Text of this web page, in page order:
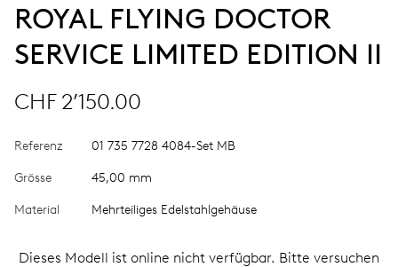
ROYAL FLYING DOCTOR
SERVICE LIMITED EDITION II
CHF 2’150.00
Referenz 01 735 7728 4084-Set MB
Grösse 45,00 mm
Material Mehrteiliges Edelstahlgehäuse
Dieses Modell ist online nicht verfügbar. Bitte versuchen